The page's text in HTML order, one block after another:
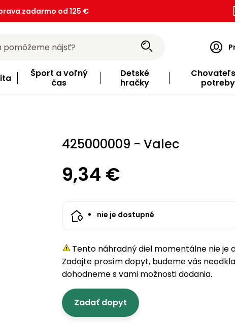
zadarmo od 125 €
Šport a voľný
čas
Detské
hračky
potreby
425000009 - Valec
9,34 €
nie je dostupné
Tento náhradný diel momentálne nie je
Zadajte prosím dopyt, budeme vás
dohodneme s vami možnosti dodania.
Zadať dopyt